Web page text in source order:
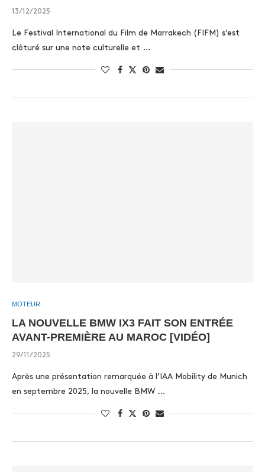
13/12/2025
Le Festival International du Film de Marrakech (FIFM) s’est
clôturé sur une note culturelle et …
MOTEUR
LA NOUVELLE BMW IX3 FAIT SON ENTRÉE
AVANT-PREMIÈRE AU MAROC [VIDÉO]
29/11/2025
Après une présentation remarquée à l’IAA Mobility de Munich
en septembre 2025, la nouvelle BMW …